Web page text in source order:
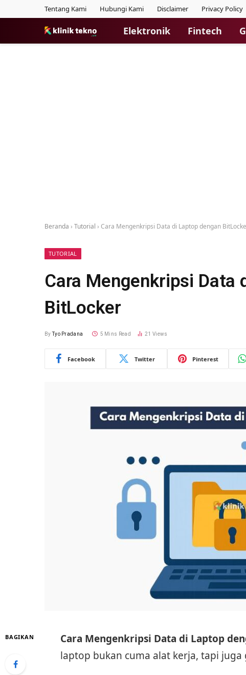
Tentang Kami Hubungi Kami Disclaimer Privacy Policy
Elektronik Fintech
Beranda › Tutorial › Cara Mengenkripsi Data di Laptop dengan
TUTORIAL
Cara Mengenkripsi Data
BitLocker
By Tyo Pradana 5 Mins Read 21Views
Facebook Twitter Pinterest
BAGIKAN Cara Mengenkripsi Data di Laptop
laptop bukan cuma alat kerja, tapi